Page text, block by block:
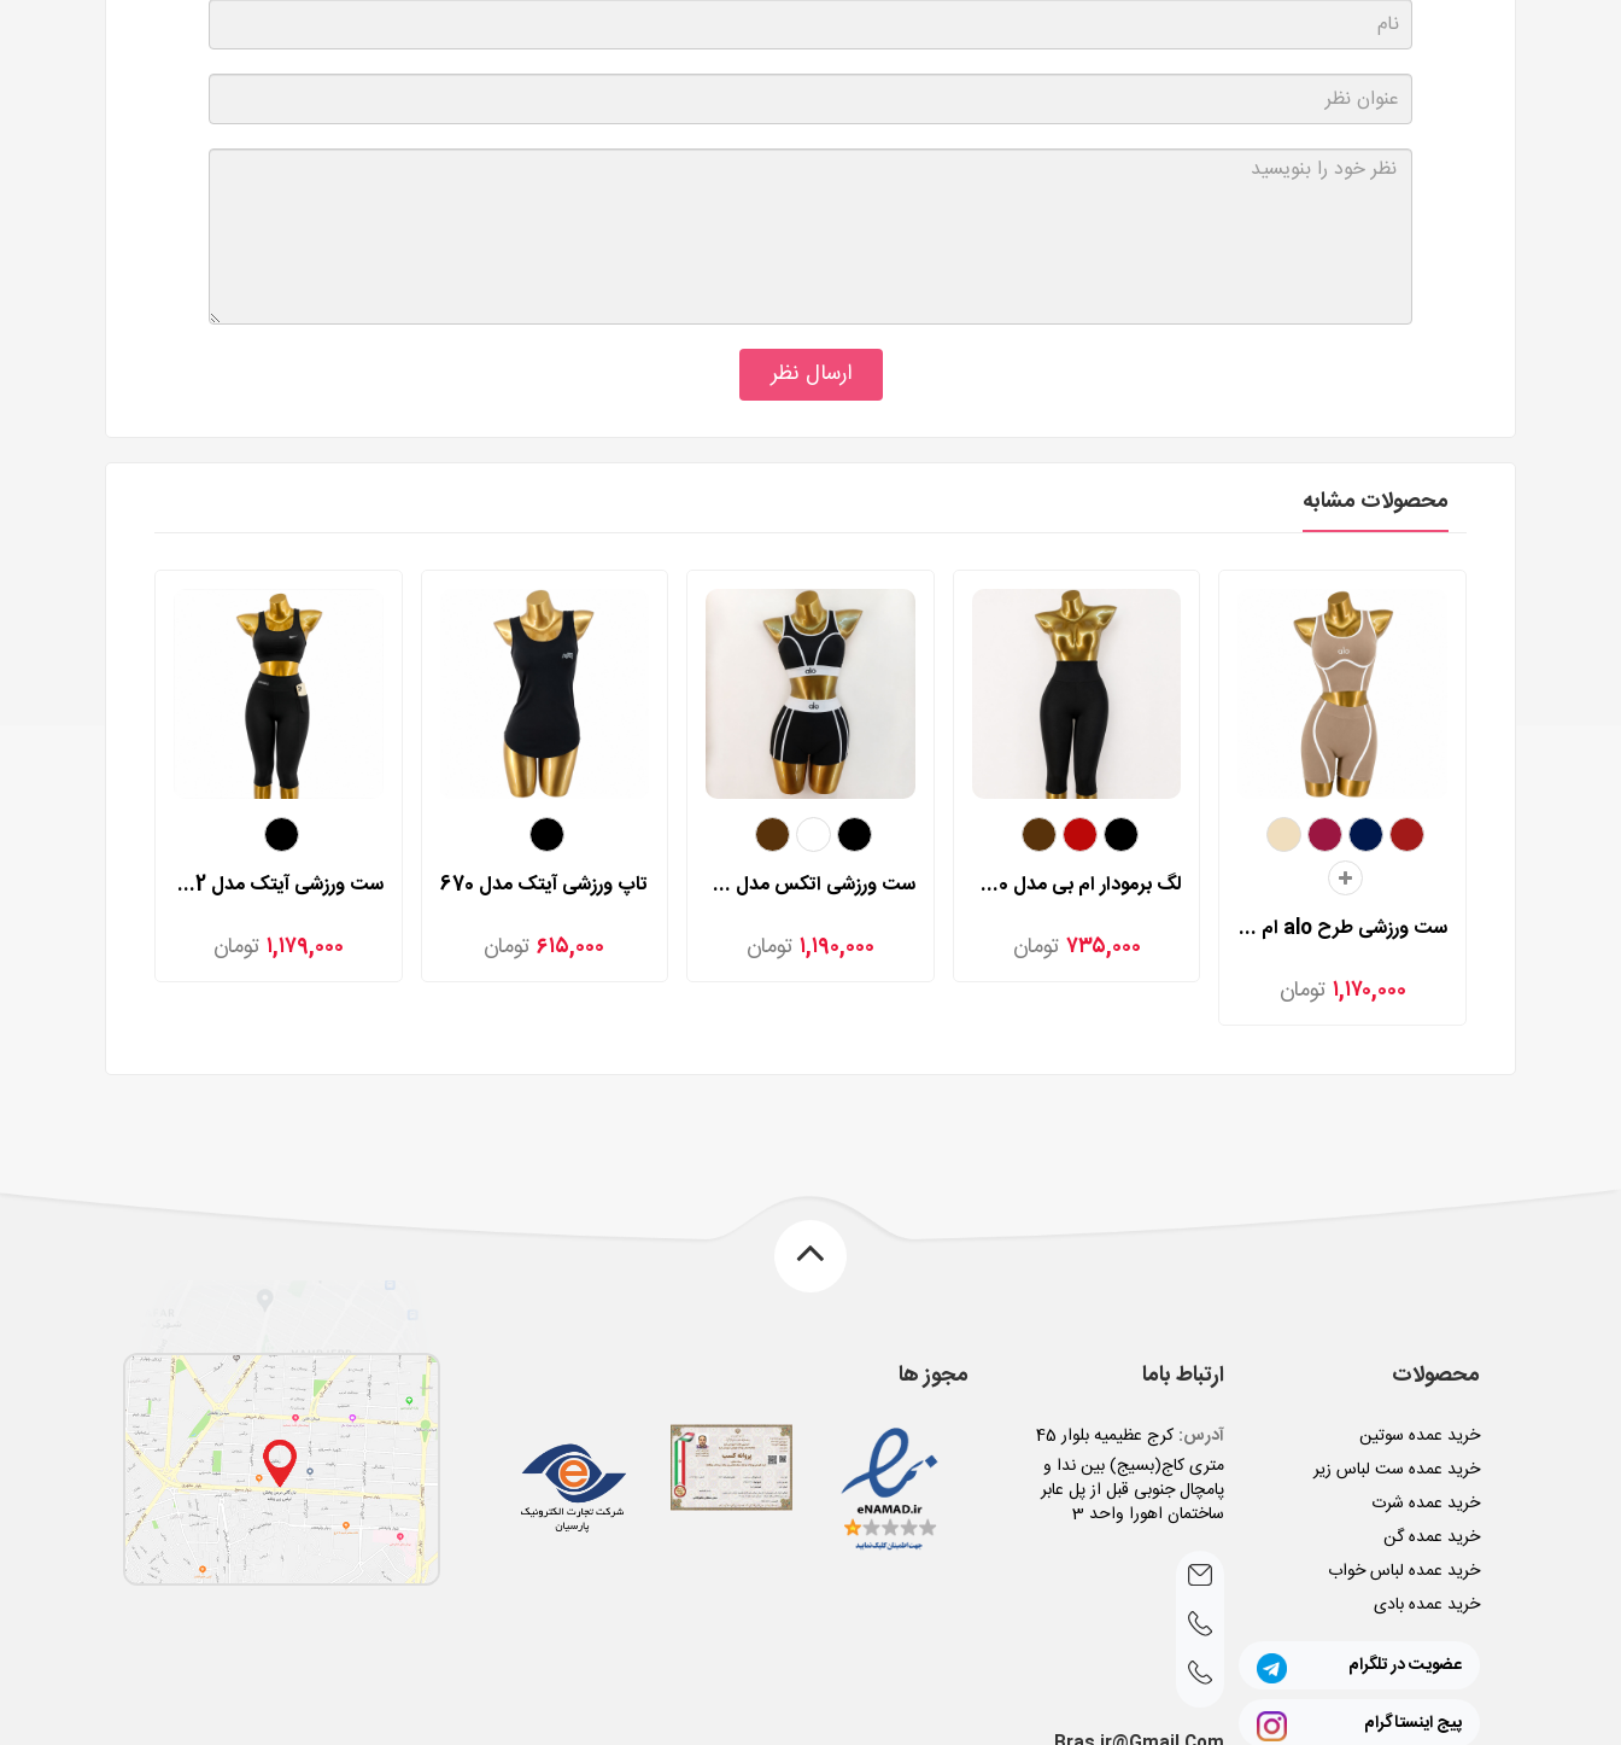
ارسال نظر
محصولات مشابه
ست ورزشی طرح alo ام بی مدل 25523
۱,۱۷۰,۰۰۰ تومان
لگ برمودار ام بی مدل 77080
۷۳۵,۰۰۰ تومان
ست ورزشی اتکس مدل 565
۱,۱۹۰,۰۰۰تومان
تاپ ورزشی آیتک مدل 670
۶۱۵,۰۰۰تومان
ست ورزشی آیتک مدل 672
۱,۱۷۹,۰۰۰ تومان
محصولات
خرید عمده سوتین
خرید عمده ست لباس زیر
خرید عمده شرت
خرید عمده گن
خرید عمده لباس خواب
خرید عمده بادی
عضویت در تلگرام
پیج اینستاگرام
ارتباط باما
آدرس:
کرج عظیمیه بلوار 45
متری کاج(بسیج) بین ندا و
پامچال جنوبی قبل از پل عابر
ساختمان اهورا واحد 3
مجوز ها